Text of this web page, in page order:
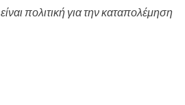
πολιτική για την καταπολέμηση